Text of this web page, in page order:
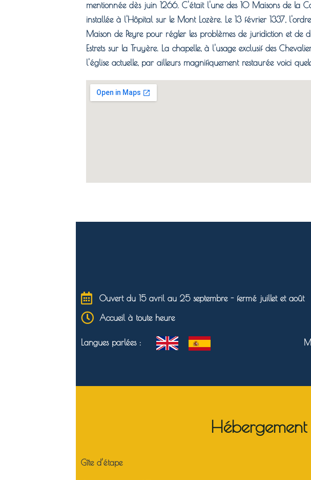
mentionnée dès juin 1266. C'était l'une des 10 Maisons de la
installée à l'Hôpital sur le Mont Lozère. Le 13 février 1337,
Maison de Peyre pour régler les problèmes de juridiction et de
Estrets sur la Truyère. La chapelle, à l'usage exclusif des
l'église actuelle, par ailleurs magnifiquement restaurée voici
Ouvert du 15 avril au 25 septembre - fermé juillet et août
Accueil à toute heure
Langues parlées :
Gîte d’étape